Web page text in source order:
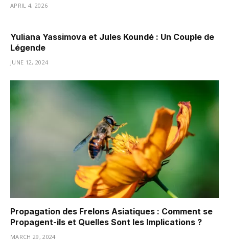
APRIL 4, 2026
Yuliana Yassimova et Jules Koundé : Un Couple de
Légende
JUNE 12, 2024
Propagation des Frelons Asiatiques : Comment se
Propagent-ils et Quelles Sont les Implications ?
MARCH 29, 2024